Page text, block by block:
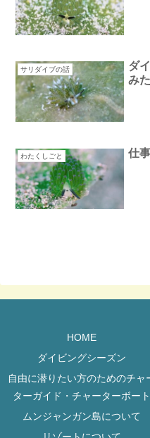
サリダイブの話
ダ
み
わたくしごと 仕
HOME
ダイビングシーズン
自由に潜りたい方のためのチャ
ターガイド・チャーターボート
ムンジャンガン島について